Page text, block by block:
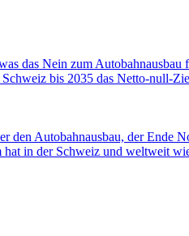
das Nein zum
bis 2035 das Netto-null-
den Autobahnausbau, der Ende
in der Schweiz und weltweit